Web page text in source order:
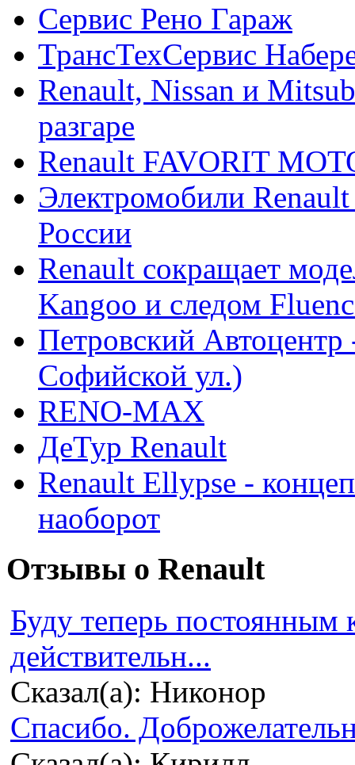
Сервис Рено Гараж
ТрансТехСервис
Renault, Nissan и
разгаре
Renault FAVORIT
Электромобили
России
Renault сокращает
Kangoo и следом
Петровский
Софийской ул.)
RENO-MAX
ДеТур Renault
Renault Ellypse -
наоборот
Отзывы о Renault
Буду теперь
действительн...
Сказал(а): Никонор
Спасибо.